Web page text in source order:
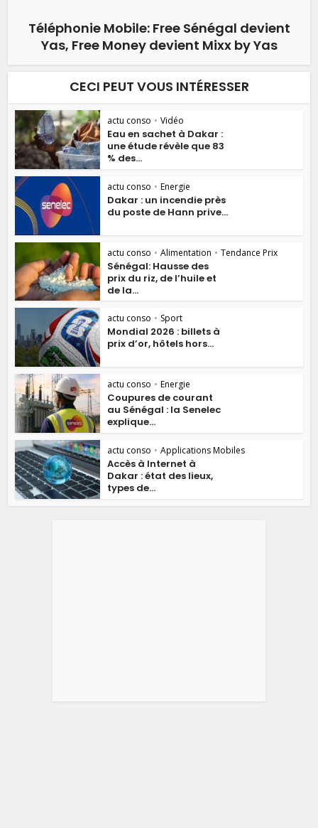
Téléphonie Mobile: Free Sénégal devient
Yas, Free Money devient Mixx by Yas
CECI PEUT VOUS INTÉRESSER
actu conso • Vidéo
Eau en sachet à Dakar :
une étude révèle que 83
% des...
actu conso • Energie
Dakar : un incendie près
du poste de Hann prive...
actu conso • Alimentation • Tendance Prix
Sénégal: Hausse des
prix du riz, de l’huile et
de la...
actu conso • Sport
Mondial 2026 : billets à
prix d’or, hôtels hors...
actu conso • Energie
Coupures de courant
au Sénégal : la Senelec
explique...
actu conso • Applications Mobiles
Accès à Internet à
Dakar : état des lieux,
types de...